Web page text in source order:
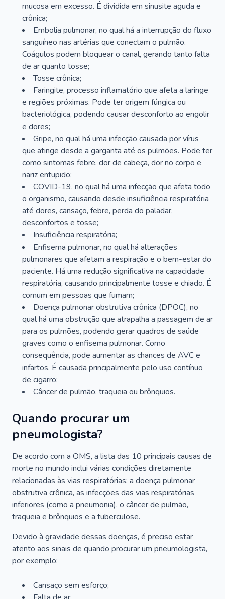
mucosa em excesso. É dividida em sinusite aguda e
crônica;
Embolia pulmonar, no qual há a interrupção do fluxo
sanguíneo nas artérias que conectam o pulmão.
Coágulos podem bloquear o canal, gerando tanto falta
de ar quanto tosse;
Tosse crônica;
Faringite, processo inflamatório que afeta a laringe
e regiões próximas. Pode ter origem fúngica ou
bacteriológica, podendo causar desconforto ao engolir
e dores;
Gripe, no qual há uma infecção causada por vírus
que atinge desde a garganta até os pulmões. Pode ter
como sintomas febre, dor de cabeça, dor no corpo e
nariz entupido;
COVID-19, no qual há uma infecção que afeta todo
o organismo, causando desde insuficiência respiratória
até dores, cansaço, febre, perda do paladar,
desconfortos e tosse;
Insuficiência respiratória;
Enfisema pulmonar, no qual há alterações
pulmonares que afetam a respiração e o bem-estar do
paciente. Há uma redução significativa na capacidade
respiratória, causando principalmente tosse e chiado. É
comum em pessoas que fumam;
Doença pulmonar obstrutiva crônica (DPOC), no
qual há uma obstrução que atrapalha a passagem de ar
para os pulmões, podendo gerar quadros de saúde
graves como o enfisema pulmonar. Como
consequência, pode aumentar as chances de AVC e
infartos. É causada principalmente pelo uso contínuo
de cigarro;
Câncer de pulmão, traqueia ou brônquios.
Quando procurar um
pneumologista?
De acordo com a OMS, a lista das 10 principais causas de
morte no mundo inclui várias condições diretamente
relacionadas às vias respiratórias: a doença pulmonar
obstrutiva crônica, as infecções das vias respiratórias
inferiores (como a pneumonia), o câncer de pulmão,
traqueia e brônquios e a tuberculose.
Devido à gravidade dessas doenças, é preciso estar
atento aos sinais de quando procurar um pneumologista,
por exemplo:
Cansaço sem esforço;